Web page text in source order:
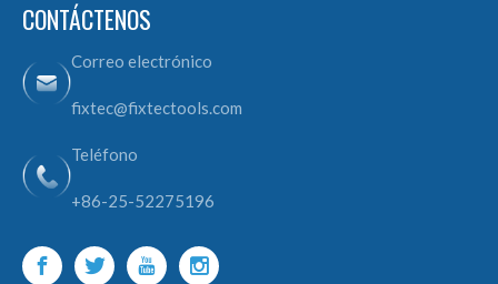
CONTÁCTENOS
Correo electrónico
fixtec@fixtectools.com
Teléfono
+86-25-52275196